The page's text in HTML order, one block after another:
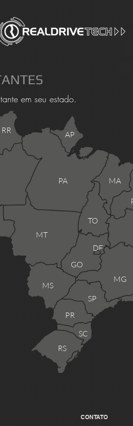
em seu estado.
MT
PA
MS
GO
MG
MA
RR
RS
SC
PR
TO
AP
DF
SP
CONTATO